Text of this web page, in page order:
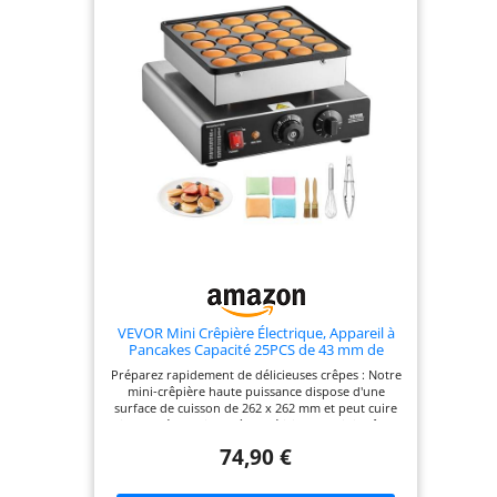
et un démontage
facile
VEVOR Mini Crêpière Électrique, Appareil à
Pancakes Capacité 25PCS de 43 mm de
Diamètre, Machine à Poffertjes Dorayaki
Grille Antiadhésive en Inox, Contrôle de la
Température et du Temps, Cuisine
Préparez rapidement de délicieuses crêpes : Notre
mini-crêpière haute puissance dispose d'une
surface de cuisson de 262 x 262 mm et peut cuire
simultanément jusqu'à 25 délicieuses mini-crêpes
croustillant et un intérieur moelleux, sa cuisson ne
temps précieux et un petit-déjeuner facile. La
74,90 €